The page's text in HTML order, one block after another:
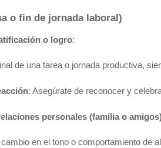
o fin de jornada laboral)
o logro:
de una tarea o jornada productiva,
: Asegúrate de reconocer y
personales (familia o
en el tono o comportamiento de